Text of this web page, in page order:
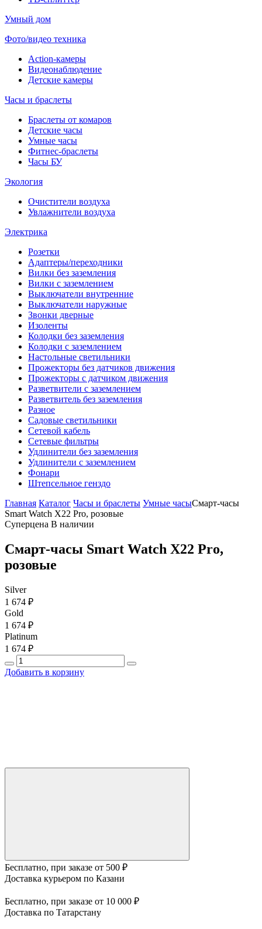
Умный дом
Фото/видео техника
Action-камеры
Видеонаблюдение
Детские камеры
Часы и браслеты
Браслеты от комаров
Детские часы
Умные часы
Фитнес-браслеты
Часы БУ
Экология
Очистители воздуха
Увлажнители воздуха
Электрика
Розетки
Адаптеры/переходники
Вилки без заземления
Вилки с заземлением
Выключатели внутренние
Выключатели наружные
Звонки дверные
Изоленты
Колодки без заземления
Колодки с заземлением
Настольные светильники
Прожекторы без датчиков движения
Прожекторы с датчиком движения
Разветвители с заземлением
Разветвитель без заземления
Разное
Садовые светильники
Сетевой кабель
Сетевые фильтры
Удлинители без заземления
Удлинители с заземлением
Фонари
Штепсельное генздо
Главная Каталог Часы и браслеты Умные часыСмарт-часы
Smart Watch X22 Pro, розовые
Суперцена В наличии
Смарт-часы Smart Watch X22 Pro,
розовые
Silver
1 674 ₽
Gold
1 674 ₽
Platinum
1 674 ₽
Добавить в корзину
Бесплатно, при заказе от 500 ₽
Доставка курьером по Казани
Бесплатно, при заказе от 10 000 ₽
Доставка по Татарстану